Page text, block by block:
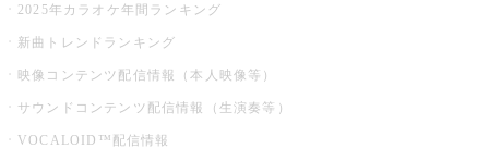
2025年カラオケ年間ランキング
新曲トレンドランキング
映像コンテンツ配信情報（本人映像等）
サウンドコンテンツ配信情報（生演奏等）
VOCALOID™配信情報